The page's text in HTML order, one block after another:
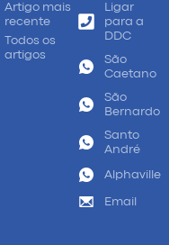
Artigo mais
recente
Todos os
artigos
Ligar
para a
DDC
São
Caetano
São
Bernardo
Santo
André
Alphaville
Email